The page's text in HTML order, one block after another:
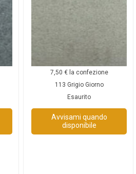
7,50 € la confezione
113 Grigio Giorno
Esaurito
Avvisami quando
disponibile